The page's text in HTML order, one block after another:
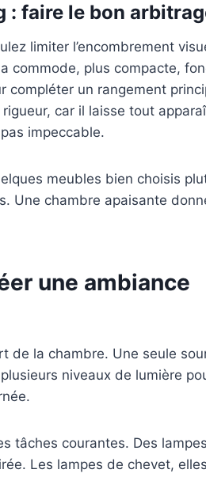
: faire le bon
limiter l’encombrement
commode, plus compacte,
compléter un rangement
car il laisse tout
impeccable.
meubles bien choisis
Une chambre apaisante
une ambiance
de la chambre. Une seule
niveaux de lumière
tâches courantes. Des
Les lampes de chevet,